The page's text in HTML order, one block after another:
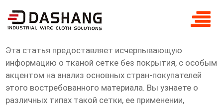
Сетка тканая без покрытия Основная
страна покупателя
Эта статья предоставляет исчерпывающую
информацию о тканой сетке без покрытия, с особым
акцентом на анализ основных стран-покупателей
этого востребованного материала. Вы узнаете о
различных типах такой сетки, ее применении,